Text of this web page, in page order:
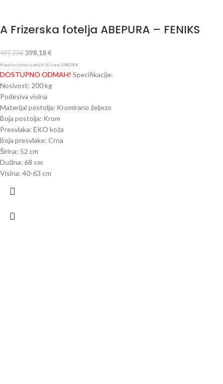
A Frizerska fotelja ABEPURA – FENIKS
497,73€ 398,18€
Najniža cijena u zadnjih 30 dana: 398,18 €
DOSTUPNO ODMAH! Specifikacije:
Nosivost: 200 kg
Podesiva visina
Materijal postolja: Kromirano željezo
Boja postolja: Krom
Presvlaka: EKO koža
Boja presvlake: Crna
Širina: 52 cm
Dužina: 68 cm
Visina: 40-63 cm